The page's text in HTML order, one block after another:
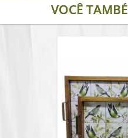
VOCÊ